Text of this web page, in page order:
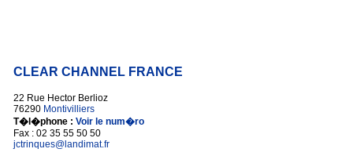
CLEAR CHANNEL FRANCE
22 Rue Hector Berlioz
76290 Montivilliers
T�l�phone : Voir le num�ro
Fax : 02 35 55 50 50
jctrinques@landimat.fr